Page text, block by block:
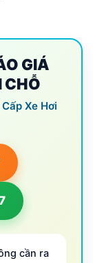
GIÁ
CHỖ
Xe Hơi
cần ra